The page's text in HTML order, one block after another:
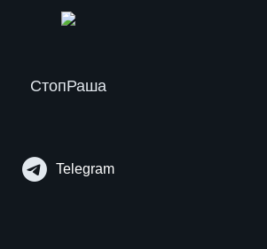
СтопРаша
Telegram